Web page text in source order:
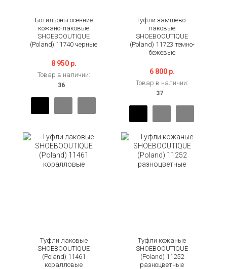
Ботильоны осенние
кожано-лаковые
SHOEBOOUTIQUE
(Poland) 11740 черные
8 950 р.
Товар в наличии:
Туфли замшево-
лаковые
SHOEBOOUTIQUE
(Poland) 11723 темно-
бежевые
6 800 р.
Товар в наличии:
Туфли лаковые
SHOEBOOUTIQUE
(Poland) 11461
коралловые
Туфли кожаные
SHOEBOOUTIQUE
(Poland) 11252
разноцветные